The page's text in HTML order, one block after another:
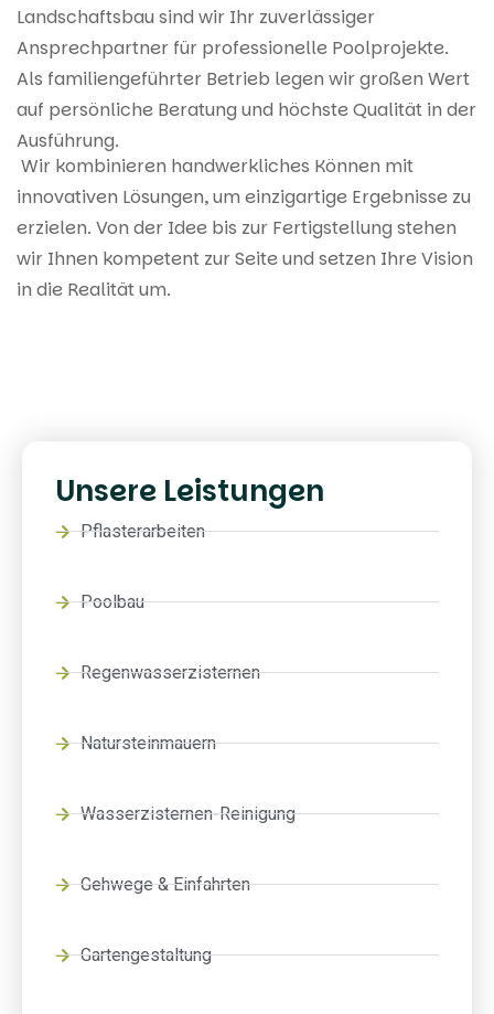
Landschaftsbau sind wir Ihr zuverlässiger
Ansprechpartner für professionelle Poolprojekte.
Als familiengeführter Betrieb legen wir großen Wert
auf persönliche Beratung und höchste Qualität in der
Ausführung.
Wir kombinieren handwerkliches Können mit
innovativen Lösungen, um einzigartige Ergebnisse zu
erzielen. Von der Idee bis zur Fertigstellung stehen
wir Ihnen kompetent zur Seite und setzen Ihre Vision
in die Realität um.
Unsere Leistungen
Pflasterarbeiten
Poolbau
Regenwasserzisternen
Natursteinmauern
Wasserzisternen-Reinigung
Gehwege & Einfahrten
Gartengestaltung